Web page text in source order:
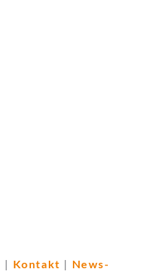
Kontakt News-